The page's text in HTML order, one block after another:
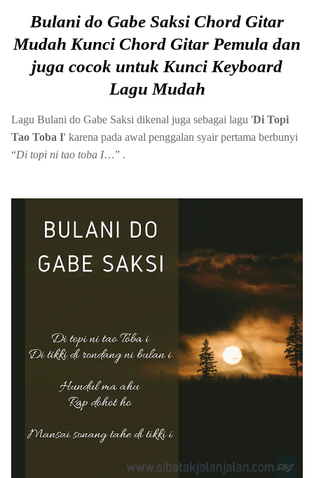
Bulani do Gabe Saksi Chord Gitar
Mudah Kunci Chord Gitar Pemula dan
juga cocok untuk Kunci Keyboard
Lagu Mudah
Lagu Bulani do Gabe Saksi dikenal juga sebagai lagu 'Di Topi
Tao Toba I' karena pada awal penggalan syair pertama berbunyi
“Di topi ni tao toba I…” .